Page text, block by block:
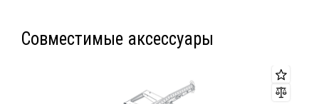
Совместимые аксессуары